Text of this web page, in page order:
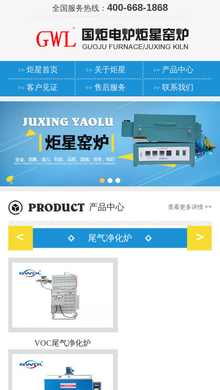
全国服务热线： 400-668-1868
炬星首页 关于炬星 产品中心
客户见证 售后服务 联系我们
产品中心 查看更多详情 ++
尾气净化炉
VOC尾气净化炉